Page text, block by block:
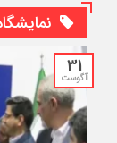
31
آگوست